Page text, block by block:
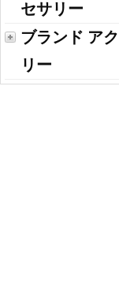
セサリー
ブランド ア
リー